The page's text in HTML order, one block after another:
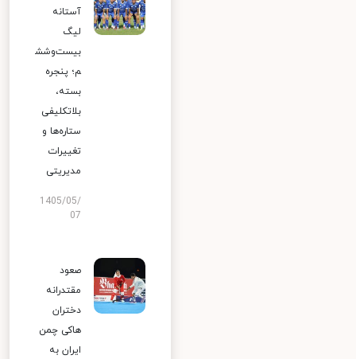
آستانه
لیگ
بیست‌وشش
م؛ پنجره
بسته،
بلاتکلیفی
ستاره‌ها و
تغییرات
مدیریتی
1405/05/
07
صعود
مقتدرانه
دختران
هاکی چمن
ایران به